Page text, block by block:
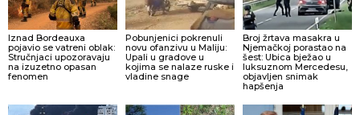
Iznad Bordeauxa
pojavio se vatreni oblak:
Stručnjaci upozoravaju
na izuzetno opasan
fenomen
Pobunjenici pokrenuli
novu ofanzivu u Maliju:
Upali u gradove u
kojima se nalaze ruske i
vladine snage
Broj žrtava masakra u
Njemačkoj porastao na
šest: Ubica bježao u
luksuznom Mercedesu,
objavljen snimak
hapšenja